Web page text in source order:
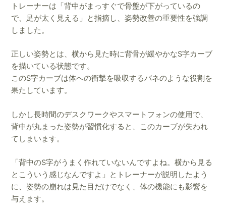
トレーナーは「背中がまっすぐで骨盤が下がっているの
で、足が太く見える」と指摘し、姿勢改善の重要性を強調
しました。
正しい姿勢とは、横から見た時に背骨が緩やかなS字カーブ
を描いている状態です。
このS字カーブは体への衝撃を吸収するバネのような役割を
果たしています。
しかし長時間のデスクワークやスマートフォンの使用で、
背中が丸まった姿勢が習慣化すると、このカーブが失われ
てしまいます。
「背中のS字がうまく作れていないんですよね。横から見る
とこういう感じなんですよ」とトレーナーが説明したよう
に、姿勢の崩れは見た目だけでなく、体の機能にも影響を
与えます。